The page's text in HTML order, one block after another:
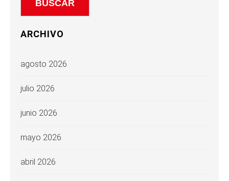
ARCHIVO
agosto 2026
julio 2026
junio 2026
mayo 2026
abril 2026